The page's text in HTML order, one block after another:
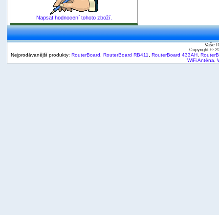
Napsat hodnocení tohoto zboží.
Vaše
Copyright ©
Nejprodávanější produkty: RouterBoard RouterBoard RB411 RouterBoard 433AH
WiFi Anténa